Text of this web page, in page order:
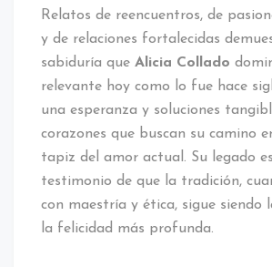
Relatos de reencuentros, de
y de relaciones fortalecidas
sabiduría que Alicia Collado
relevante hoy como lo fue hace
una esperanza y soluciones
corazones que buscan su camino
tapiz del amor actual. Su legado
testimonio de que la tradición,
con maestría y ética, sigue siendo
la felicidad más profunda.